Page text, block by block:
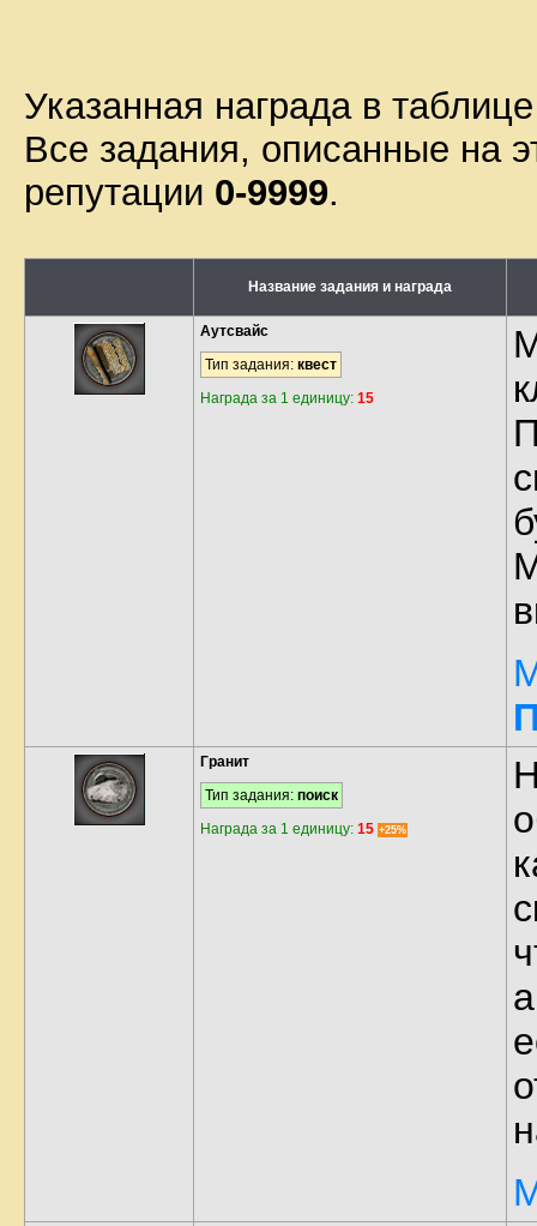
Указанная награда в
Все задания, описанные на
репутации 0-9999.
Название задания и награда
Аутсвайс
Тип задания: квест
Награда за 1 единицу: 15
Гранит
Тип задания: поиск
Награда за 1 единицу: 15 +25%